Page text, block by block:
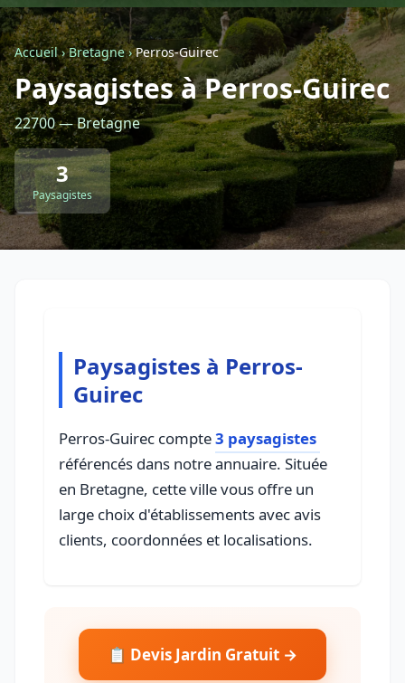
Retour à la liste des métiers
CGU- Confidentialité - Service proposé parViteUnDevis.com-Vous
Accueil›Bretagne›Perros-Guirec
Paysagistes à Perros-Guirec
22700 — Bretagne
3
Paysagistes
Paysagistes à Perros-
Guirec
Perros-Guirec compte3 paysagistes
référencés dans notre annuaire. Située
en Bretagne, cette ville vous offre un
large choix d'établissements avec avis
clients, coordonnées et localisations.
📋 Devis Jardin Gratuit →